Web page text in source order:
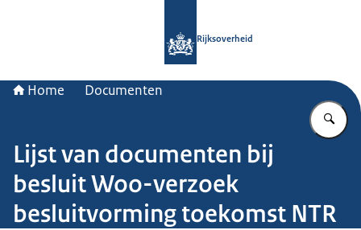
Rijksoverheid
Home Documenten
Lijst van documenten bij
besluit Woo-verzoek
besluitvorming toekomst NTR